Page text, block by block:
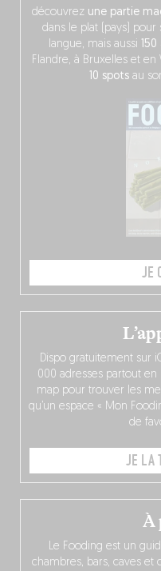
découvrez une partie
dans le plat (pays)
langue, mais aussi
Flandre, à Bruxelles et en
10 spots au
JE
À
Le Fooding est un
chambres, bars, caves
Dispo gratuitement sur
000 adresses partout
map pour trouver les
qu’un espace « Mon
de
JE LA